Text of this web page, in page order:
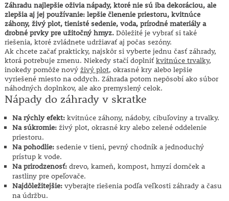
Záhradu najlepšie oživia nápady, ktoré nie sú iba dekoráciou, ale
zlepšia aj jej používanie: lepšie členenie priestoru, kvitnúce
záhony, živý plot, tienisté sedenie, voda, prírodné materiály a
drobné prvky pre užitočný hmyz.Dôležité je vybrať si také
riešenia, ktoré zvládnete udržiavať aj počas sezóny.
Ak chcete začať prakticky, najskôr si vyberte jednu časť záhrady,
ktorá potrebuje zmenu. Niekedy stačí doplniť kvitnúce trvalky,
inokedy pomôže nový živý plot, okrasné kry alebo lepšie
vyriešené miesto na oddych. Záhrada potom nepôsobí ako súbor
náhodných doplnkov, ale ako premyslený celok.
Nápady do záhrady v skratke
Na rýchly efekt:kvitnúce záhony, nádoby, cibuľoviny a trvalky.
Na súkromie:živý plot, okrasné kry alebo zelené oddelenie
priestoru.
Na pohodlie:sedenie v tieni, pevný chodník a jednoduchý
prístup k vode.
Na prirodzenosť:drevo, kameň, kompost, hmyzí domček a
rastliny pre opeľovače.
Najdôležitejšie:vyberajte riešenia podľa veľkosti záhrady a času
na údržbu.